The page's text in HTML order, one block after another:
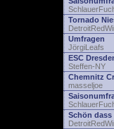
Tornado
Umfragen
JörgiLeafs
ESC
Steffen-NY
Chemnitz
masseljoe
Schön dass